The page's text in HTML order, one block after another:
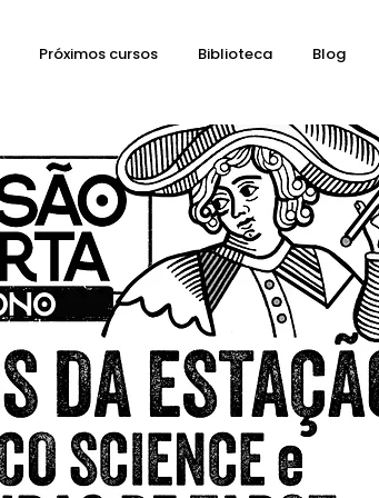
Próximos cursos Biblioteca Blog